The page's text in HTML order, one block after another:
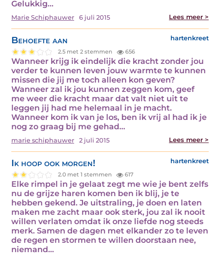
Gelukkig…
Marie Schiphauwer 6 juli 2015 Lees meer >
Behoefte aan hartenkreet
2.5 met 2 stemmen 656
Wanneer krijg ik eindelijk die kracht zonder jou
verder te kunnen leven jouw warmte te kunnen
missen die jij me toch alleen kon geven?
Wanneer zal ik jou kunnen zeggen kom, geef
me weer die kracht maar dat valt niet uit te
leggen jij had me helemaal in je macht.
Wanneer kom ik van je los, ben ik vrij al had ik je
nog zo graag bij me gehad…
marie schiphauwer 2 juli 2015 Lees meer >
Ik hoop ook morgen! hartenkreet
2.0 met 1 stemmen 617
Elke rimpel in je gelaat zegt me wie je bent zelfs
nu de grijze haren komen ben ik blij, je te
hebben gekend. Je uitstraling, je doen en laten
maken me zacht maar ook sterk, jou zal ik nooit
willen verlaten omdat ik onze liefde nog steeds
merk. Samen de dagen met elkander zo te leven
de regen en stormen te willen doorstaan nee,
niemand…